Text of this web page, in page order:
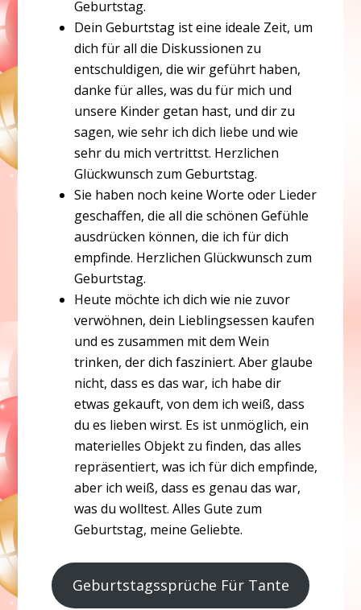
Geburtstag.
Dein Geburtstag ist eine ideale Zeit, um
dich für all die Diskussionen zu
entschuldigen, die wir geführt haben,
danke für alles, was du für mich und
unsere Kinder getan hast, und dir zu
sagen, wie sehr ich dich liebe und wie
sehr du mich vertrittst. Herzlichen
Glückwunsch zum Geburtstag.
Sie haben noch keine Worte oder Lieder
geschaffen, die all die schönen Gefühle
ausdrücken können, die ich für dich
empfinde. Herzlichen Glückwunsch zum
Geburtstag.
Heute möchte ich dich wie nie zuvor
verwöhnen, dein Lieblingsessen kaufen
und es zusammen mit dem Wein
trinken, der dich fasziniert. Aber glaube
nicht, dass es das war, ich habe dir
etwas gekauft, von dem ich weiß, dass
du es lieben wirst. Es ist unmöglich, ein
materielles Objekt zu finden, das alles
repräsentiert, was ich für dich empfinde,
aber ich weiß, dass es genau das war,
was du wolltest. Alles Gute zum
Geburtstag, meine Geliebte.
Geburtstagssprüche Für Tante